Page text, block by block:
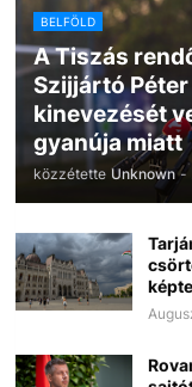
BELFÖLD
A Tiszás
Szijjártó
kinevezését
gyanúja miatt
közzétette Unknown -